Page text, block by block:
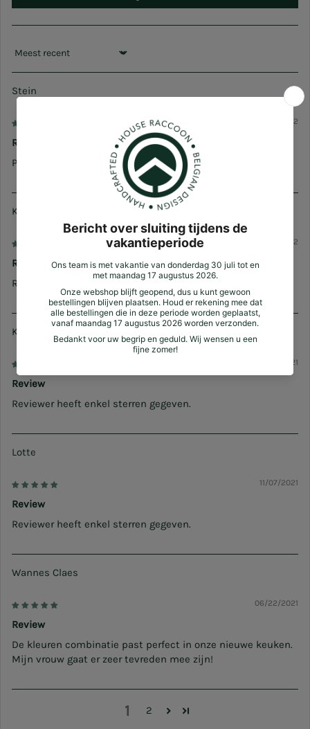
Sort by
Stein
10/14/2022
Review
Prima product
Karlien
02/19/2022
Review
Reviewer heeft enkel sterren gegeven.
Katrien D.
12/13/2021
Review
Reviewer heeft enkel sterren gegeven.
Lotte
11/07/2021
Review
Reviewer heeft enkel sterren gegeven.
Wannes Claes
06/22/2021
Review
De kleuren combinatie past perfect in onze nieuwe keuken.
Mijn vrouw gaat er zeer tevreden mee zijn!
1 2